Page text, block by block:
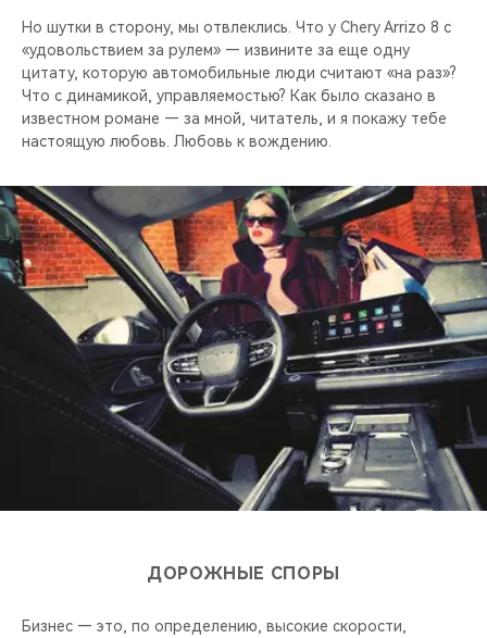
Но шутки в сторону, мы отвлеклись. Что у Chery Arrizo 8 с
«удовольствием за рулем» — извините за еще одну
цитату, которую автомобильные люди считают «на раз»?
Что с динамикой, управляемостью? Как было сказано в
известном романе — за мной, читатель, и я покажу тебе
настоящую любовь. Любовь к вождению.
ДОРОЖНЫЕ СПОРЫ
Бизнес — это, по определению, высокие скорости,